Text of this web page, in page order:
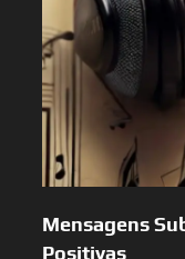
Mensagens
Positivas